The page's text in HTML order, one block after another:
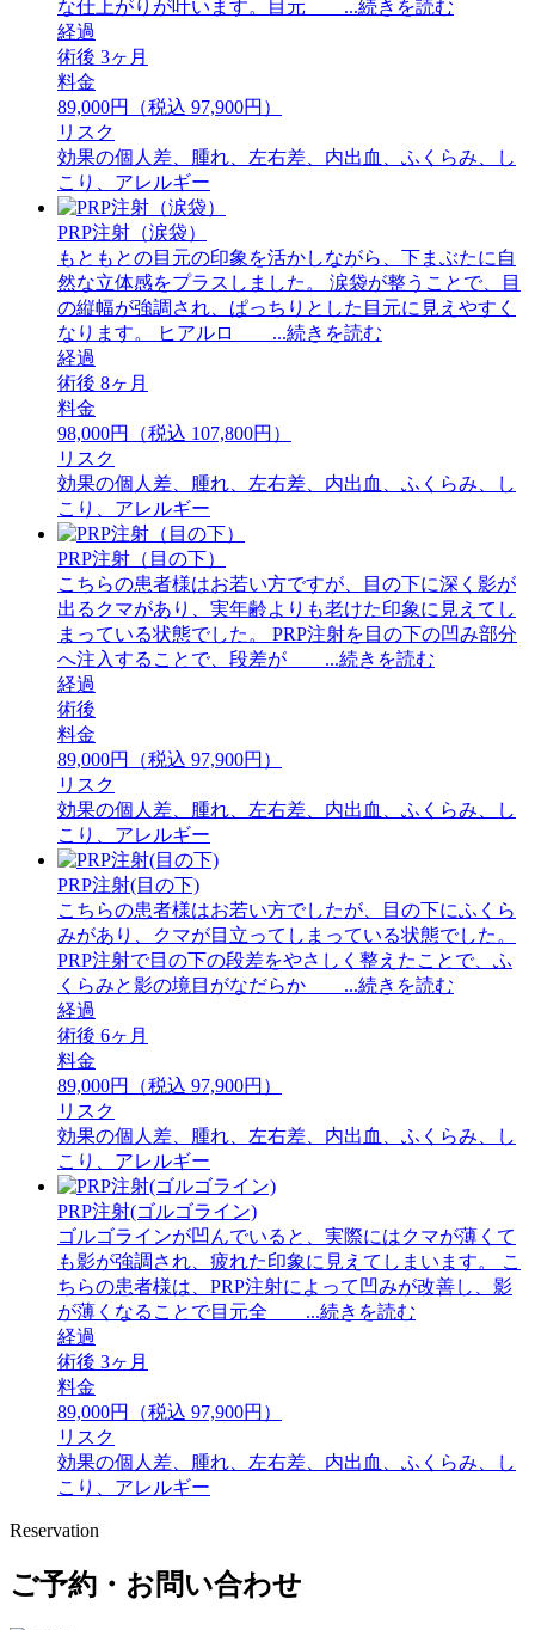
な仕上がりが叶います。目元 ...続きを読む
経過
術後 3ヶ月
料金
89,000円（税込 97,900円）
リスク
効果の個人差、腫れ、左右差、内出血、ふくらみ、し
こり、アレルギー
PRP注射（涙袋）
もともとの目元の印象を活かしながら、下まぶたに自
然な立体感をプラスしました。 ⁡涙袋が整うことで、目
の縦幅が強調され、ぱっちりとした目元に見えやすく
なります。 ⁡ヒアルロ ...続きを読む
経過
術後 8ヶ月
料金
98,000円（税込 107,800円）
リスク
効果の個人差、腫れ、左右差、内出血、ふくらみ、し
こり、アレルギー
PRP注射（目の下）
こちらの患者様はお若い方ですが、目の下に深く影が
出るクマがあり、実年齢よりも老けた印象に見えてし
まっている状態でした。 PRP注射を目の下の凹み部分
へ注入することで、段差が ...続きを読む
経過
術後
料金
89,000円（税込 97,900円）
リスク
効果の個人差、腫れ、左右差、内出血、ふくらみ、し
こり、アレルギー
PRP注射(目の下)
こちらの患者様はお若い方でしたが、目の下にふくら
みがあり、クマが目立ってしまっている状態でした。
PRP注射で目の下の段差をやさしく整えたことで、ふ
くらみと影の境目がなだらか ...続きを読む
経過
術後 6ヶ月
料金
89,000円（税込 97,900円）
リスク
効果の個人差、腫れ、左右差、内出血、ふくらみ、し
こり、アレルギー
PRP注射(ゴルゴライン)
ゴルゴラインが凹んでいると、実際にはクマが薄くて
も影が強調され、疲れた印象に見えてしまいます。 ⁡こ
ちらの患者様は、PRP注射によって凹みが改善し、影
が薄くなることで目元全 ...続きを読む
経過
術後 3ヶ月
料金
89,000円（税込 97,900円）
リスク
効果の個人差、腫れ、左右差、内出血、ふくらみ、し
こり、アレルギー
Reservation
ご予約・お問い合わせ